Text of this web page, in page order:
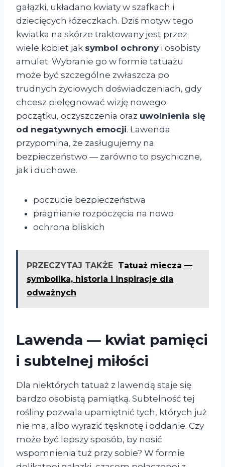
gałązki, układano kwiaty w szafkach i
dziecięcych łóżeczkach. Dziś motyw tego
kwiatka na skórze traktowany jest przez
wiele kobiet jak symbol ochrony i osobisty
amulet. Wybranie go w formie tatuażu
może być szczególne zwłaszcza po
trudnych życiowych doświadczeniach, gdy
chcesz pielęgnować wizję nowego
początku, oczyszczenia oraz uwolnienia się
od negatywnych emocji. Lawenda
przypomina, że zasługujemy na
bezpieczeństwo — zarówno to psychiczne,
jak i duchowe.
poczucie bezpieczeństwa
pragnienie rozpoczęcia na nowo
ochrona bliskich
PRZECZYTAJ TAKŻE Tatuaż miecza —
symbolika, historia i inspiracje dla
odważnych
Lawenda — kwiat pamięci
i subtelnej miłości
Dla niektórych tatuaż z lawendą staje się
bardzo osobistą pamiątką. Subtelność tej
rośliny pozwala upamiętnić tych, których już
nie ma, albo wyrazić tęsknotę i oddanie. Czy
może być lepszy sposób, by nosić
wspomnienia tuż przy sobie? W formie